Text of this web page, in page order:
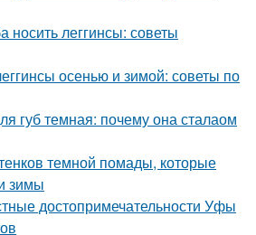
носить леггинсы: советы
осенью и зимой: советы по
губ темная: почему она сталаом
темной помады, которые
зимы
достопримечательности Уфы